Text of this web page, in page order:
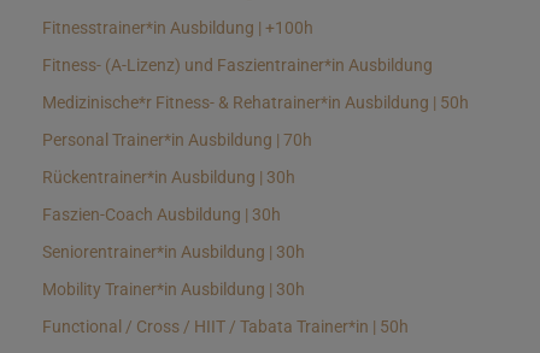
Fitnesstrainer*in Ausbildung | +100h
Fitness- (A-Lizenz) und Faszientrainer*in Ausbildung
Medizinische*r Fitness- & Rehatrainer*in Ausbildung | 50h
Personal Trainer*in Ausbildung | 70h
Rückentrainer*in Ausbildung | 30h
Faszien-Coach Ausbildung | 30h
Seniorentrainer*in Ausbildung | 30h
Mobility Trainer*in Ausbildung | 30h
Functional / Cross / HIIT / Tabata Trainer*in | 50h